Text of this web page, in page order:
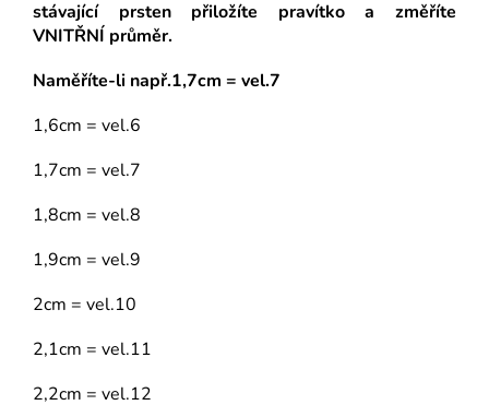
stávající prsten přiložíte pravítko a změříte
VNITŘNÍ průměr.
Naměříte-li např.1,7cm = vel.7
1,6cm = vel.6
1,7cm = vel.7
1,8cm = vel.8
1,9cm = vel.9
2cm = vel.10
2,1cm = vel.11
2,2cm = vel.12